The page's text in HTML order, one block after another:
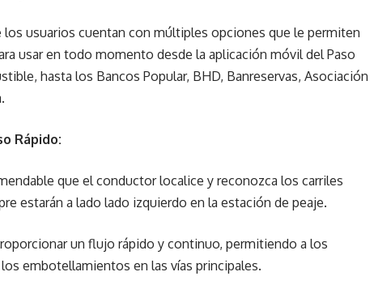
los usuarios cuentan con múltiples opciones que le permiten
usar en todo momento desde la aplicación móvil del Paso
hasta los Bancos Popular, BHD, Banreservas, Asociación
Rápido:
que el conductor localice y reconozca los carriles
estarán a lado lado izquierdo en la estación de peaje.
un flujo rápido y continuo, permitiendo a los
embotellamientos en las vías principales.